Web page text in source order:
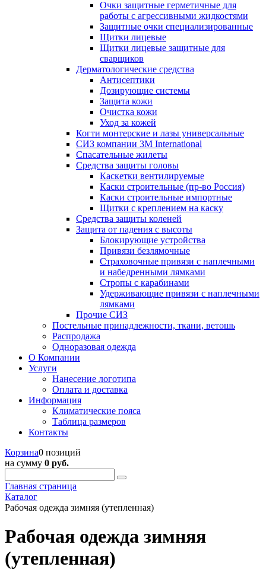
Очки защитные герметичные для
работы с агрессивными жидкостями
Защитные очки специализированные
Щитки лицевые
Щитки лицевые защитные для
сварщиков
Дерматологические средства
Антисептики
Дозирующие системы
Защита кожи
Очистка кожи
Уход за кожей
Когти монтерские и лазы универсальные
СИЗ компании 3М International
Спасательные жилеты
Средства защиты головы
Каскетки вентилируемые
Каски строительные (пр-во Россия)
Каски строительные импортные
Щитки с креплением на каску
Средства защиты коленей
Защита от падения с высоты
Блокирующие устройства
Привязи безлямочные
Страховочные привязи с наплечными
и набедренными лямками
Стропы с карабинами
Удерживающие привязи с наплечными
лямками
Прочие СИЗ
Постельные принадлежности, ткани, ветошь
Распродажа
Одноразовая одежда
О Компании
Услуги
Нанесение логотипа
Оплата и доставка
Информация
Климатические пояса
Таблица размеров
Контакты
Корзина0 позиций
на сумму 0 руб.
Главная страница
Каталог
Рабочая одежда зимняя (утепленная)
Рабочая одежда зимняя
(утепленная)